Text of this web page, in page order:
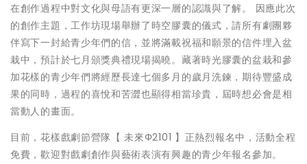
在創作過程中對文化與母語有更深一層的認識與了解。 因應此次
的創作主題，工作坊現場舉辦了時空膠囊的儀式，請所有劇團夥
伴寫下一封給青少年們的信，並將滿載祝福和願景的信件埋入盆
栽中，預計於七月頒獎典禮現場揭曉。藏著時光膠囊的盆栽和參
加花樣的青少年們將經歷長達七個多月的歲月洗鍊，期待豐盛成
果的同時，過程的喜悅和苦澀也顯得相當珍貴，屆時想必會是相
當動人的畫面。
目前，花樣戲劇節營隊【 未來Φ2101 】正熱烈報名中，活動全程
免費，歡迎對戲劇創作與藝術表演有興趣的青少年報名參加。